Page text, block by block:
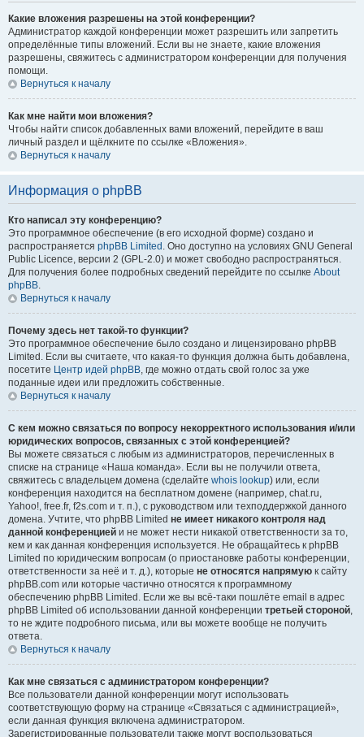
Какие вложения разрешены на этой конференции?
Администратор каждой конференции может разрешить или запретить
определённые типы вложений. Если вы не знаете, какие вложения
разрешены, свяжитесь с администратором конференции для получения
помощи.
Вернуться к началу
Как мне найти мои вложения?
Чтобы найти список добавленных вами вложений, перейдите в ваш
личный раздел и щёлкните по ссылке «Вложения».
Вернуться к началу
Информация о phpBB
Кто написал эту конференцию?
Это программное обеспечение (в его исходной форме) создано и
распространяется phpBB Limited . Оно доступно на условиях GNU General
Public Licence, версии 2 (GPL-2.0) и может свободно распространяться.
Для получения более подробных сведений перейдите по ссылке About
phpBB.
Вернуться к началу
Почему здесь нет такой-то функции?
Это программное обеспечение было создано и лицензировано phpBB
Limited. Если вы считаете, что какая-то функция должна быть добавлена,
посетите Центр идей phpBB, где можно отдать свой голос за уже
поданные идеи или предложить собственные.
Вернуться к началу
С кем можно связаться по вопросу некорректного использования и/или
юридических вопросов, связанных с этой конференцией?
Вы можете связаться с любым из администраторов, перечисленных в
списке на странице «Наша команда». Если вы не получили ответа,
свяжитесь с владельцем домена (сделайте whois lookup) или, если
конференция находится на бесплатном домене (например, chat.ru,
Yahoo!, free.fr, f2s.com и т. п.), с руководством или техподдержкой данного
домена. Учтите, что phpBB Limited не имеет никакого контроля над
данной конференцией и не может нести никакой ответственности за то,
кем и как данная конференция используется. Не обращайтесь к phpBB
Limited по юридическим вопросам (о приостановке работы конференции,
ответственности за неё и т. д.), которые не относятся напрямую к сайту
phpBB.com или которые частично относятся к программному
обеспечению phpBB Limited. Если же вы всё-таки пошлёте email в адрес
phpBB Limited об использовании данной конференции третьей стороной,
то не ждите подробного письма, или вы можете вообще не получить
ответа.
Вернуться к началу
Как мне связаться с администратором конференции?
Все пользователи данной конференции могут использовать
соответствующую форму на странице «Связаться с администрацией»,
если данная функция включена администратором.
Зарегистрированные пользователи также могут воспользоваться